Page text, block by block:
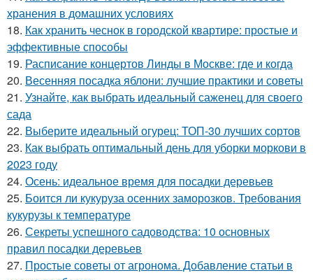
хранения в домашних условиях
18. Как хранить чеснок в городской квартире: простые и
эффективные способы
19. Расписание концертов Линды в Москве: где и когда
20. Весенняя посадка яблони: лучшие практики и советы
21. Узнайте, как выбрать идеальный саженец для своего
сада
22. Выберите идеальный огурец: ТОП-30 лучших сортов
23. Как выбрать оптимальный день для уборки моркови в
2023 году
24. Осень: идеальное время для посадки деревьев
25. Боится ли кукуруза осенних заморозков. Требования
кукурузы к температуре
26. Секреты успешного садоводства: 10 основных
правил посадки деревьев
27. Простые советы от агронома. Добавление статьи в